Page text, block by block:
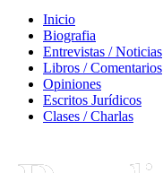
Inicio
Biografia
Entrevistas / Noticias
Libros / Comentarios
Opiniones
Escritos Jurídicos
Clases / Charlas